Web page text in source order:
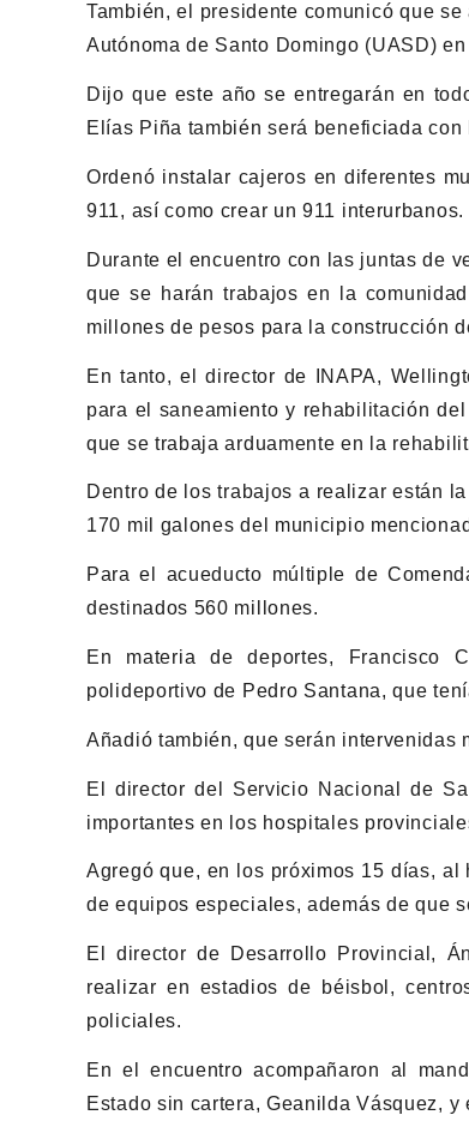
También, el presidente comunicó que
Autónoma de Santo Domingo (UASD)
Dijo que este año se entregarán en
Elías Piña también será beneficiada con
Ordenó instalar cajeros en diferentes
911, así como crear un 911 interurbanos.
Durante el encuentro con las juntas de
que se harán trabajos en la
millones de pesos para la construcción
En tanto, el director de INAPA,
para el saneamiento y rehabilitación
que se trabaja arduamente en la
Dentro de los trabajos a realizar están
170 mil galones del municipio
Para el acueducto múltiple de
destinados 560 millones.
En materia de deportes, Francisco
polideportivo de Pedro Santana, que
Añadió también, que serán intervenidas
El director del Servicio Nacional de
importantes en los hospitales
Agregó que, en los próximos 15 días,
de equipos especiales, además de que
El director de Desarrollo Provincial,
realizar en estadios de béisbol,
policiales.
En el encuentro acompañaron al
Estado sin cartera, Geanilda Vásquez,